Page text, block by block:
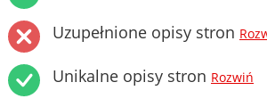
Uzupełnione opisy stron
Unikalne opisy stron Rozwiń